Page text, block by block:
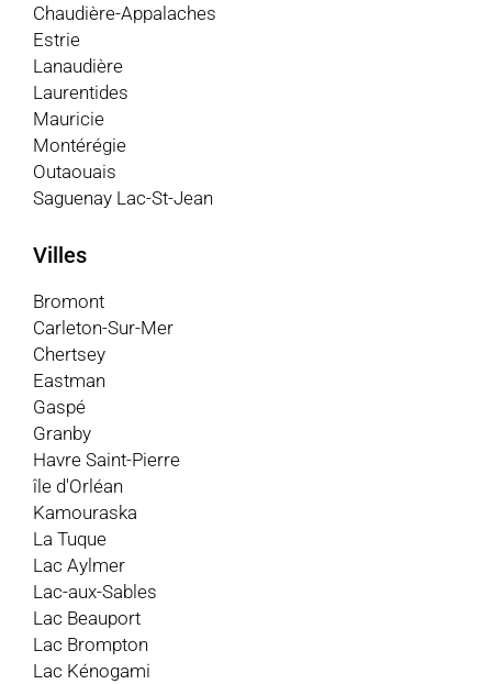
Chaudière-Appalaches
Estrie
Lanaudière
Laurentides
Mauricie
Montérégie
Outaouais
Saguenay Lac-St-Jean
Villes
Bromont
Carleton-Sur-Mer
Chertsey
Eastman
Gaspé
Granby
Havre Saint-Pierre
île d'Orléan
Kamouraska
La Tuque
Lac Aylmer
Lac-aux-Sables
Lac Beauport
Lac Brompton
Lac Kénogami